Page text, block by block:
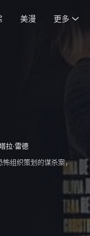
美漫 更多 
拉·雷德
怖组织策划的谋杀案，